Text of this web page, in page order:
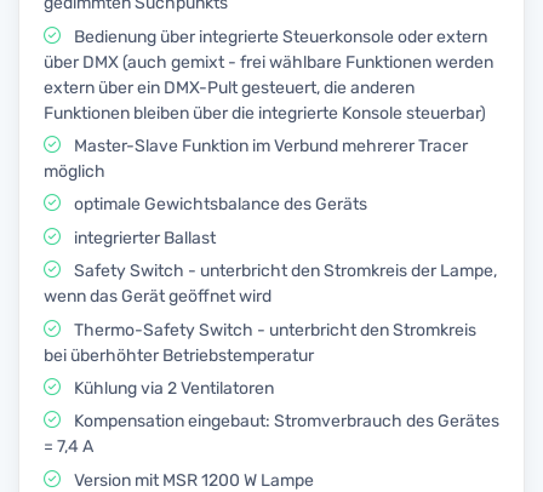
Bedienung über integrierte Steuerkonsole oder extern
über DMX (auch gemixt - frei wählbare Funktionen werden
extern über ein DMX-Pult gesteuert, die anderen
Funktionen bleiben über die integrierte Konsole steuerbar)
Master-Slave Funktion im Verbund mehrerer Tracer
möglich
optimale Gewichtsbalance des Geräts
integrierter Ballast
Safety Switch - unterbricht den Stromkreis der Lampe,
wenn das Gerät geöffnet wird
Thermo-Safety Switch - unterbricht den Stromkreis
bei überhöhter Betriebstemperatur
Kühlung via 2 Ventilatoren
Kompensation eingebaut: Stromverbrauch des Gerätes
= 7,4 A
Version mit MSR 1200 W Lampe